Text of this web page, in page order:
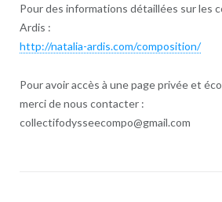
Pour des informations détaillées sur les
Ardis :
http://natalia-ardis.com/composition/
Pour avoir accès à une page privée et
merci de nous contacter :
collectifodysseecompo@gmail.com